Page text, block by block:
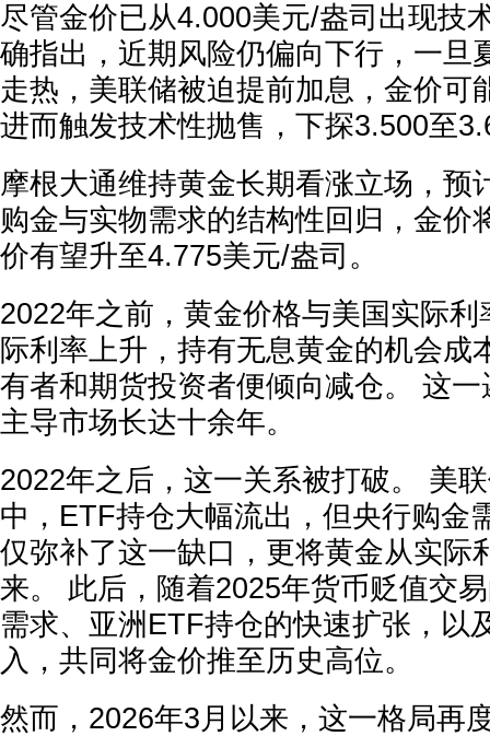
尽管金价已从4.000美元/盎司出现技
确指出，近期风险仍偏向下行，一旦
走热，美联储被迫提前加息，金价可
进而触发技术性抛售，下探3.500至
摩根大通维持黄金长期看涨立场，预
购金与实物需求的结构性回归，金价
价有望升至4.775美元/盎司。
2022年之前，黄金价格与美国实际
际利率上升，持有无息黄金的机会成
有者和期货投资者便倾向减仓。 这
主导市场长达十余年。
2022年之后，这一关系被打破。 美
中，ETF持仓大幅流出，但央行购金
仅弥补了这一缺口，更将黄金从实际
来。 此后，随着2025年货币贬值交
需求、亚洲ETF持仓的快速扩张，以
入，共同将金价推至历史高位。
然而，2026年3月以来，这一格局再